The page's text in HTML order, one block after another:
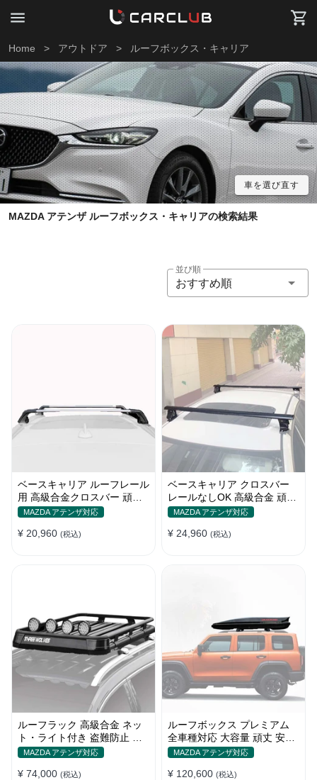
Home > アウトドア > ルーフボックス・キャリア
車を選び直す
MAZDA アテンザ ルーフボックス・キャリアの検索結果
並び順
おすすめ順
ベースキャリア ルーフレール
用 高級合金クロスバー 頑丈
ロック付き ベースラックセッ
MAZDA アテンザ対応
¥ 20,960 (税込)
ベースキャリア クロスバー
レールなしOK 高級合金 頑丈
ロック付き ベースラックセッ
MAZDA アテンザ対応
¥ 24,960 (税込)
ルーフラック 高級合金 ネッ
ト・ライト付き 盗難防止 頑
丈 安定 分離式 大容量 ベース
MAZDA アテンザ対応
¥ 74,000 (税込)
ルーフボックス プレミアム
全車種対応 大容量 頑丈 安定
贅沢使い心地 おしゃれ 多色
MAZDA アテンザ対応
¥ 120,600 (税込)